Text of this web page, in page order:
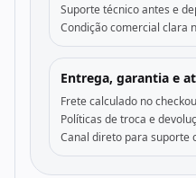
Suporte técnico antes e
Condição comercial clara
Entrega, garantia e
Frete calculado no
Políticas de troca e
Canal direto para suporte